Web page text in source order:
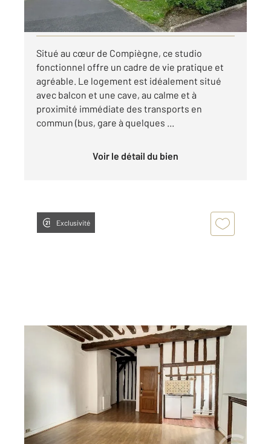
par mois charges comprises
Visiter le site dédié
Situé au cœur de Compiègne, ce studio
fonctionnel offre un cadre de vie pratique et
agréable. Le logement est idéalement situé
avec balcon et une cave, au calme et à
proximité immédiate des transports en
commun (bus, gare à quelques ...
Voir le détail du bien
Exclusivité
COMPIEGNE 60
, 1 pièce
Appartement F1 à louer
480 €
par mois charges comprises
Visiter le site dédié